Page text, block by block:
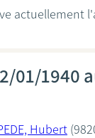
actuellement
01/1940
Hubert